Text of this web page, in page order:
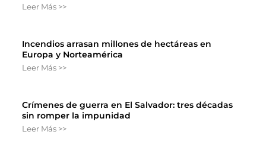
Leer Más >>
Incendios arrasan millones de hectáreas en
Europa y Norteamérica
Leer Más >>
Crímenes de guerra en El Salvador: tres décadas
sin romper la impunidad
Leer Más >>